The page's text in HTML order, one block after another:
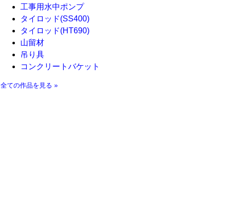
工事用水中ポンプ
タイロッド(SS400)
タイロッド(HT690)
山留材
吊り具
コンクリートバケット
全ての作品を見る »